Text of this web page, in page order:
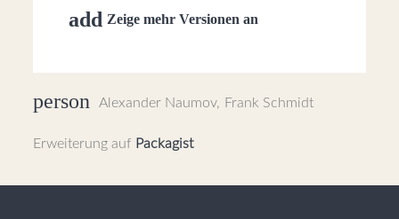
add Zeige mehr Versionen an
person Alexander Naumov, Frank Schmidt
Erweiterung auf Packagist